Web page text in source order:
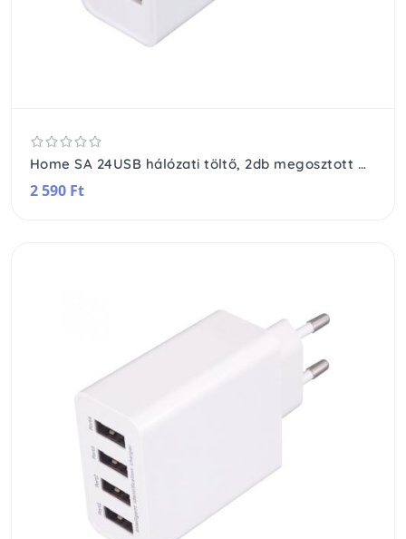
Home SA 24USB hálózati töltő, 2db megosztott USB kimenet, egyidejűleg 2 készülék tölthető
2 590 Ft